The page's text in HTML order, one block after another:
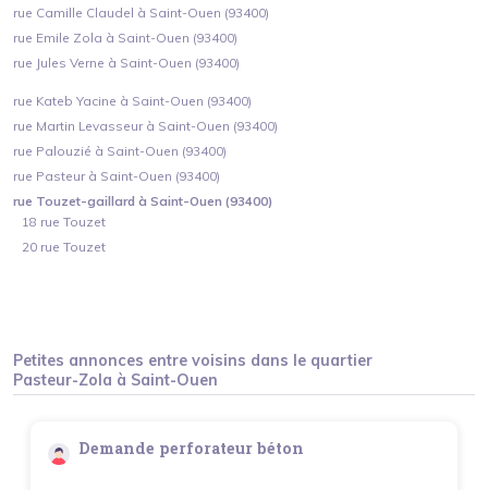
rue Camille Claudel à Saint-Ouen (93400)
rue Emile Zola à Saint-Ouen (93400)
rue Jules Verne à Saint-Ouen (93400)
rue Kateb Yacine à Saint-Ouen (93400)
rue Martin Levasseur à Saint-Ouen (93400)
rue Palouzié à Saint-Ouen (93400)
rue Pasteur à Saint-Ouen (93400)
rue Touzet-gaillard à Saint-Ouen (93400)
18 rue Touzet
20 rue Touzet
Petites annonces entre voisins dans le quartier
Pasteur-Zola à Saint-Ouen
Demande perforateur béton